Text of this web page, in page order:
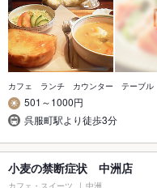
カフェ ランチ カウンター テーブル
501～1000円
呉服町駅より徒歩3分
小麦の禁断症状 中洲店
カフェ・スイーツ 中洲